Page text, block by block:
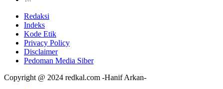
Redaksi
Indeks
Kode Etik
Privacy Policy
Disclaimer
Pedoman Media Siber
Copyright @ 2024 redkal.com -Hanif Arkan-